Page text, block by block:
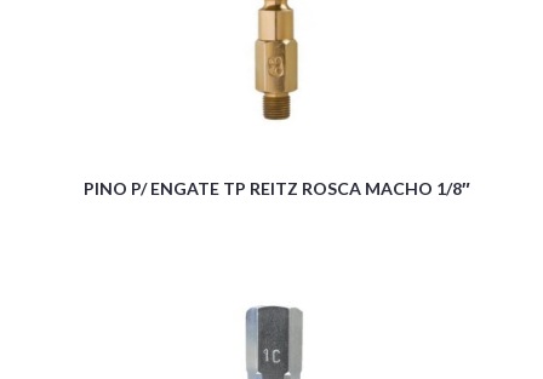
PINO P/ ENGATE TP REITZ ROSCA MACHO 1/8″